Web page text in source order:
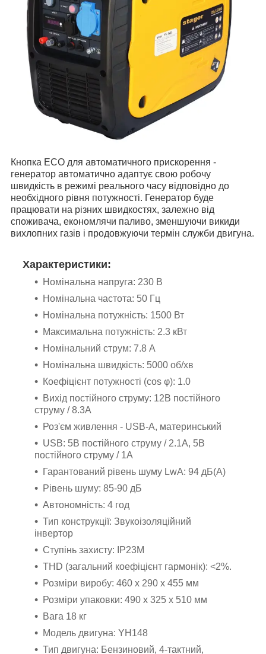
Характеристики:
Номінальна напруга: 230 В
Номінальна частота: 50 Гц
Номінальна потужність: 1500 Вт
Максимальна потужність: 2.3 кВт
Номінальний струм: 7.8 А
Номінальна швидкість: 5000 об/хв
Коефіцієнт потужності (cos φ): 1.0
Вихід постійного струму: 12В постійного
струму / 8.3А
Роз'єм живлення - USB-A, материнський
USB: 5В постійного струму / 2.1А, 5В
постійного струму / 1А
Гарантований рівень шуму LwA: 94 дБ(А)
Рівень шуму: 85-90 дБ
Автономність: 4 год
Тип конструкції: Звукоізоляційний
інвертор
Ступінь захисту: IP23M
THD (загальний коефіцієнт гармонік): <2%.
Розміри виробу: 460 x 290 x 455 мм
Розміри упаковки: 490 x 325 x 510 мм
Вага 18 кг
Модель двигуна: YH148
Тип двигуна: Бензиновий, 4-тактний,
Кнопка ECO для автоматичного прискорення -
генератор автоматично адаптує свою робочу
швидкість в режимі реального часу відповідно до
необхідного рівня потужності. Генератор буде
працювати на різних швидкостях, залежно від
споживача, економлячи паливо, зменшуючи викиди
вихлопних газів і продовжуючи термін служби двигуна.